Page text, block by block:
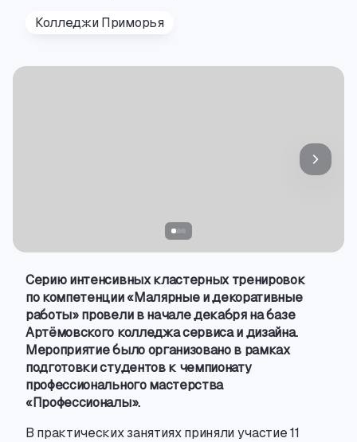
Колледжи Приморья
Серию интенсивных кластерных тренировок
по компетенции «Малярные и декоративные
работы» провели в начале декабря на базе
Артёмовского колледжа сервиса и дизайна.
Мероприятие было организовано в рамках
подготовки студентов к чемпионату
профессионального мастерства
«Профессионалы».
В практических занятиях приняли участие 11